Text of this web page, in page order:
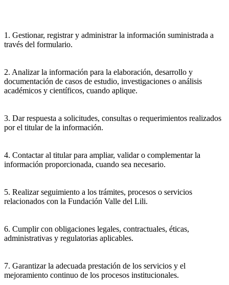
1. Gestionar, registrar y administrar la información suministrada a
través del formulario.
2. Analizar la información para la elaboración, desarrollo y
documentación de casos de estudio, investigaciones o análisis
académicos y científicos, cuando aplique.
3. Dar respuesta a solicitudes, consultas o requerimientos realizados
por el titular de la información.
4. Contactar al titular para ampliar, validar o complementar la
información proporcionada, cuando sea necesario.
5. Realizar seguimiento a los trámites, procesos o servicios
relacionados con la Fundación Valle del Lili.
6. Cumplir con obligaciones legales, contractuales, éticas,
administrativas y regulatorias aplicables.
7. Garantizar la adecuada prestación de los servicios y el
mejoramiento continuo de los procesos institucionales.